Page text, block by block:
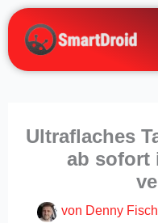
Zum
Inhalt
springen
Ultraflaches
ab sofort
von Denny